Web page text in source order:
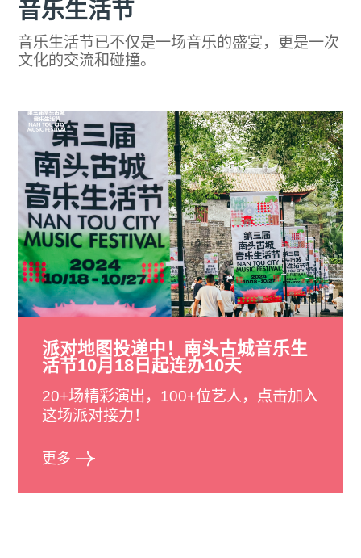
音乐生活节
音乐生活节已不仅是一场音乐的盛宴，更是一次
文化的交流和碰撞。
派对地图投递中！南头古城音乐生
活节10月18日起连办10天
20+场精彩演出，100+位艺人，点击加入
这场派对接力！
更多